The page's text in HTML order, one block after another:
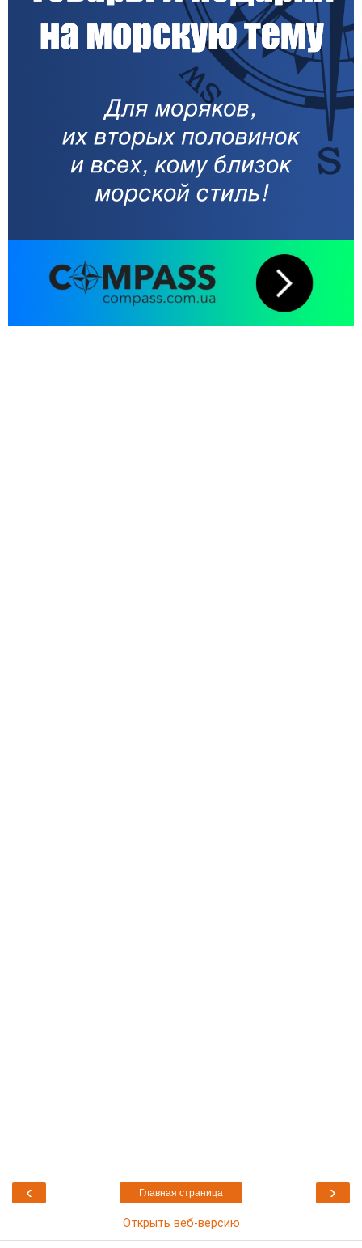
‹ ›
Главная страница
Открыть веб-версию